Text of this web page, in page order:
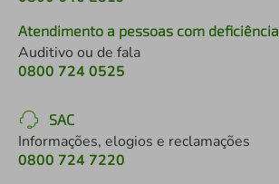
Atendimento a pessoas com deficiência
Auditivo ou de fala
0800 724 0525
SAC
Informações, elogios e reclamações
0800 724 7220